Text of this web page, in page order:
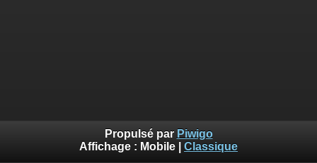
Propulsé par Piwigo
Affichage : Mobile Classique